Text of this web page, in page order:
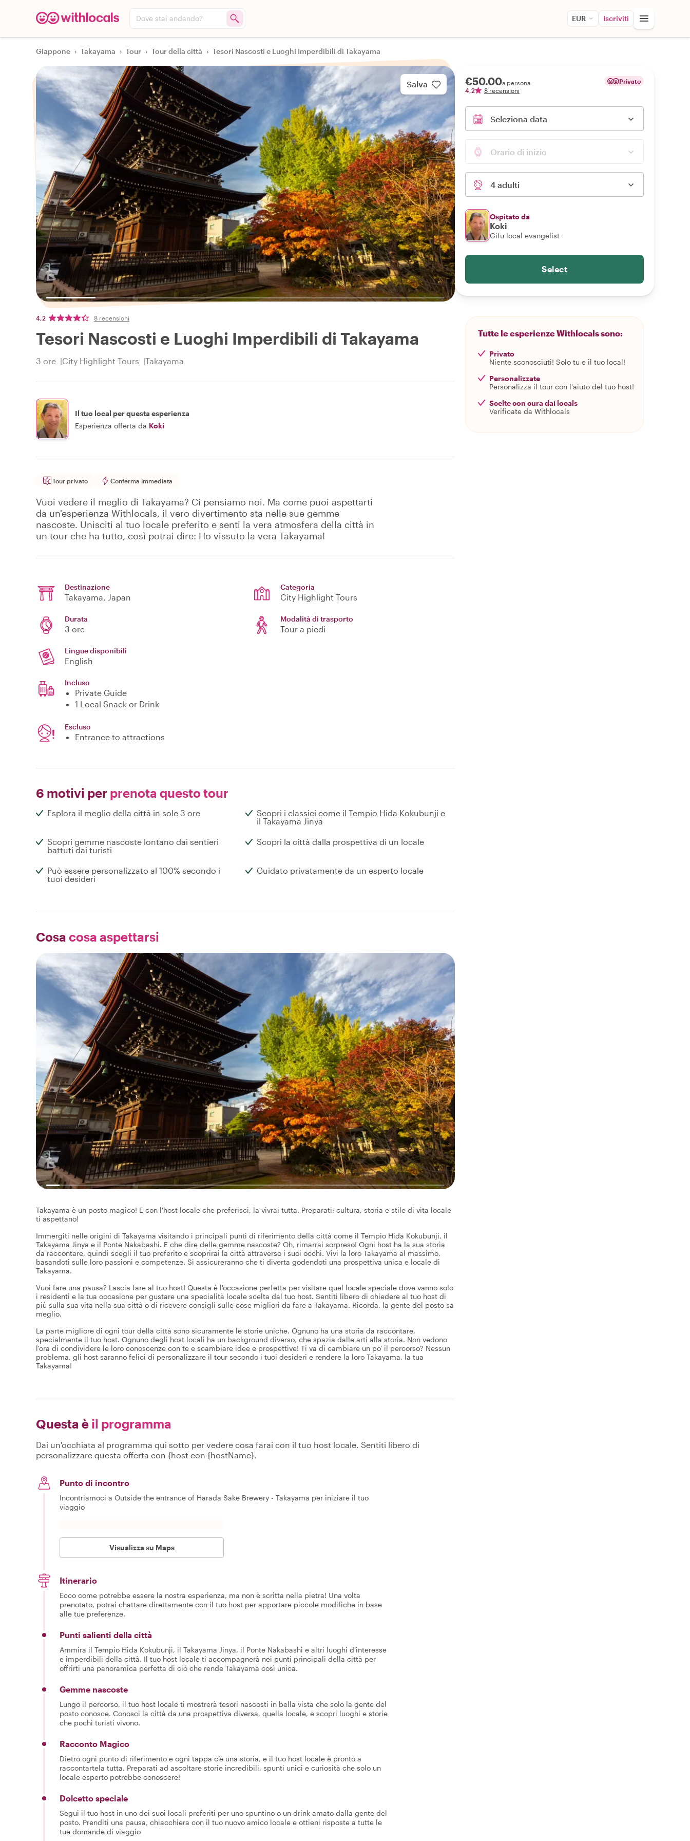
Dove stai andando? EUR Iscriviti
Giappone › Takayama › Tour › Tour della città › Tesori Nascosti e Luoghi Imperdibili di Takayama
Salva
4,2 8 recensioni
Tesori Nascosti e Luoghi Imperdibili di Takayama
3 ore City Highlight Tours Takayama
Il tuo local per questa esperienza
Esperienza offerta da Koki
Tour privato Conferma immediata
Vuoi vedere il meglio di Takayama? Ci pensiamo noi. Ma come puoi aspettarti
da un'esperienza Withlocals, il vero divertimento sta nelle sue gemme
nascoste. Unisciti al tuo locale preferito e senti la vera atmosfera della città in
un tour che ha tutto, così potrai dire: Ho vissuto la vera Takayama!
Destinazione
Takayama, Japan
Categoria
City Highlight Tours
Durata
3 ore
Modalità di trasporto
Tour a piedi
Lingue disponibili
English
Incluso
Private Guide
1 Local Snack or Drink
Escluso
Entrance to attractions
6 motivi per prenota questo tour
Esplora il meglio della città in sole 3 ore
Scopri i classici come il Tempio Hida Kokubunji e
il Takayama Jinya
Scopri gemme nascoste lontano dai sentieri
battuti dai turisti
Scopri la città dalla prospettiva di un locale
Può essere personalizzato al 100% secondo i
tuoi desideri
Guidato privatamente da un esperto locale
Cosa cosa aspettarsi
Takayama è un posto magico! E con l'host locale che preferisci, la vivrai tutta. Preparati: cultura, storia e stile di vita locale
ti aspettano!
Immergiti nelle origini di Takayama visitando i principali punti di riferimento della città come il Tempio Hida Kokubunji, il
Takayama Jinya e il Ponte Nakabashi. E che dire delle gemme nascoste? Oh, rimarrai sorpreso! Ogni host ha la sua storia
da raccontare, quindi scegli il tuo preferito e scoprirai la città attraverso i suoi occhi. Vivi la loro Takayama al massimo,
basandoti sulle loro passioni e competenze. Si assicureranno che ti diverta godendoti una prospettiva unica e locale di
Takayama.
Vuoi fare una pausa? Lascia fare al tuo host! Questa è l'occasione perfetta per visitare quel locale speciale dove vanno solo
i residenti e la tua occasione per gustare una specialità locale scelta dal tuo host. Sentiti libero di chiedere al tuo host di
più sulla sua vita nella sua città o di ricevere consigli sulle cose migliori da fare a Takayama. Ricorda, la gente del posto sa
meglio.
La parte migliore di ogni tour della città sono sicuramente le storie uniche. Ognuno ha una storia da raccontare,
specialmente il tuo host. Ognuno degli host locali ha un background diverso, che spazia dalle arti alla storia. Non vedono
l'ora di condividere le loro conoscenze con te e scambiare idee e prospettive! Ti va di cambiare un po' il percorso? Nessun
problema, gli host saranno felici di personalizzare il tour secondo i tuoi desideri e rendere la loro Takayama, la tua
Takayama!
Questa è il programma
Dai un'occhiata al programma qui sotto per vedere cosa farai con il tuo host locale. Sentiti libero di
personalizzare questa offerta con {host con {hostName}.
Punto di incontro
Incontriamoci a Outside the entrance of Harada Sake Brewery - Takayama per iniziare il tuo
viaggio
Visualizza su Maps
Itinerario
Ecco come potrebbe essere la nostra esperienza, ma non è scritta nella pietra! Una volta
prenotato, potrai chattare direttamente con il tuo host per apportare piccole modifiche in base
alle tue preferenze.
Punti salienti della città
Ammira il Tempio Hida Kokubunji, il Takayama Jinya, il Ponte Nakabashi e altri luoghi d'interesse
e imperdibili della città. Il tuo host locale ti accompagnerà nei punti principali della città per
offrirti una panoramica perfetta di ciò che rende Takayama così unica.
Gemme nascoste
Lungo il percorso, il tuo host locale ti mostrerà tesori nascosti in bella vista che solo la gente del
posto conosce. Conosci la città da una prospettiva diversa, quella locale, e scopri luoghi e storie
che pochi turisti vivono.
Racconto Magico
Dietro ogni punto di riferimento e ogni tappa c’è una storia, e il tuo host locale è pronto a
raccontartela tutta. Preparati ad ascoltare storie incredibili, spunti unici e curiosità che solo un
locale esperto potrebbe conoscere!
Dolcetto speciale
Segui il tuo host in uno dei suoi locali preferiti per uno spuntino o un drink amato dalla gente del
posto. Prenditi una pausa, chiacchiera con il tuo nuovo amico locale e ottieni risposte a tutte le
tue domande di viaggio
€50.00a persona
4,2
8 recensioni
Privato
Seleziona data
Orario di inizio
4 adulti
Ospitato da
Koki
Gifu local evangelist
Select
Tutte le esperienze Withlocals sono:
Privato
Niente sconosciuti! Solo tu e il tuo local!
Personalizzate
Personalizza il tour con l'aiuto del tuo host!
Scelte con cura dai locals
Verificate da Withlocals